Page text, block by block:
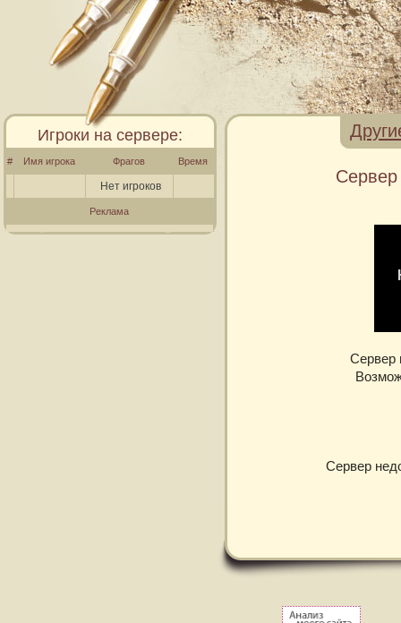
Игроки на сервере:
# Имя игрока Фрагов Время
Нет игроков
Реклама
Сервер
Сервер